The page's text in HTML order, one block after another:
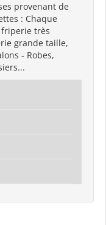
provenant de
: Chaque
très
grande taille,
- Robes,